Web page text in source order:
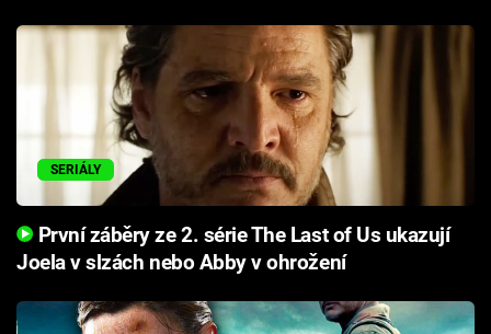
SERIÁLY
První záběry ze 2. série The Last of Us ukazují
Joela v slzách nebo Abby v ohrožení